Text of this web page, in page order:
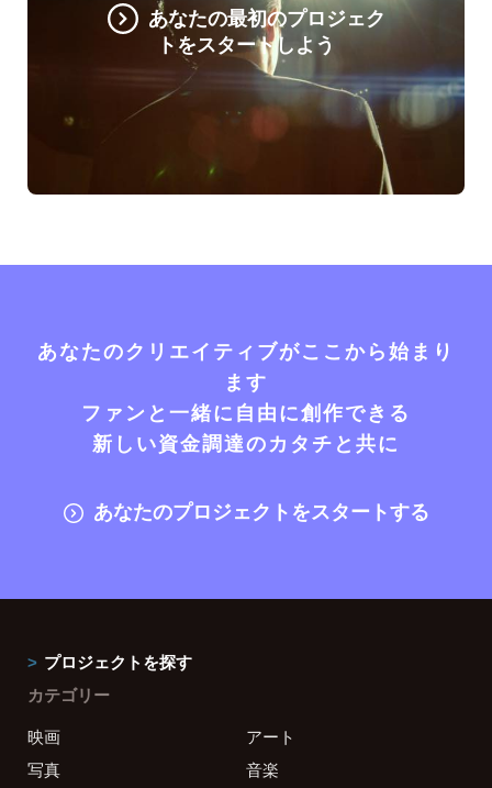
あなたの最初のプロジェク
トをスタートしよう
あなたのクリエイティブがここから始まり
ます
ファンと一緒に自由に創作できる
新しい資金調達のカタチと共に
あなたのプロジェクトをスタートする
プロジェクトを探す
カテゴリー
映画
アート
写真
音楽